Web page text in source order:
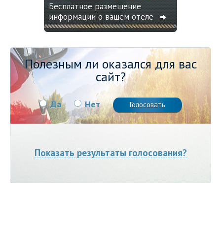
Бесплатное размещение
информации о вашем отеле
Полезным ли оказался для вас
сайт?
Да Нет
Показать результаты голосования?